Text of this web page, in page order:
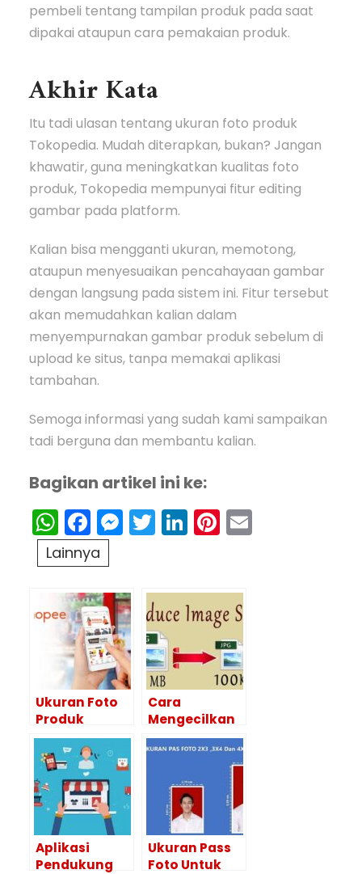
pembeli tentang tampilan produk pada saat
dipakai ataupun cara pemakaian produk.
Akhir Kata
Itu tadi ulasan tentang ukuran foto produk
Tokopedia. Mudah diterapkan, bukan? Jangan
khawatir, guna meningkatkan kualitas foto
produk, Tokopedia mempunyai fitur editing
gambar pada platform.
Kalian bisa mengganti ukuran, memotong,
ataupun menyesuaikan pencahayaan gambar
dengan langsung pada sistem ini. Fitur tersebut
akan memudahkan kalian dalam
menyempurnakan gambar produk sebelum di
upload ke situs, tanpa memakai aplikasi
tambahan.
Semoga informasi yang sudah kami sampaikan
tadi berguna dan membantu kalian.
Bagikan artikel ini ke:
WhatsApp
Facebook
Messenger
Twitter
LinkedIn
Pinterest
Lainnya
Ukuran Foto
Produk
Shopee dan
Tips Agar
Menarik
Cara
Mengecilkan
Ukuran Foto
Secara Offline
Aplikasi
Pendukung
Ukuran Pass
Foto Untuk